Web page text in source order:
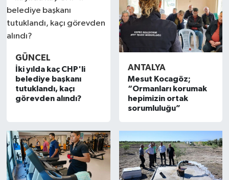
GÜNCEL
İki yılda kaç CHP'li
belediye başkanı
tutuklandı, kaçı
görevden alındı?
ANTALYA
Mesut Kocagöz;
“Ormanları korumak
hepimizin ortak
sorumluluğu”